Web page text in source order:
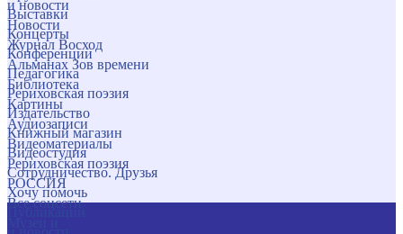
и новости
Новости
Журнал Восход
Альманах Зов времени
Библиотека
Картины
Аудиозаписи
Видеоматериалы
Рериховская поэзия
РОССИЯ
Все соцсети
Выставки
Концерты
Конференции
Педагогика
Рериховская поэзия
Издательство
Книжный магазин
Видеостудия
Сотрудничество. Друзья
Хочу помочь